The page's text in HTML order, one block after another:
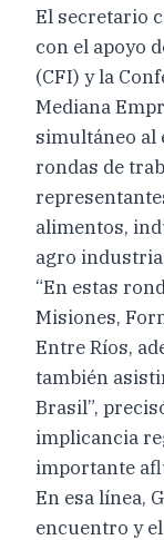
El secretario
con el apoyo
(CFI) y la
Mediana
simultáneo al
rondas de
alimentos,
agro
“En estas
Misiones,
Entre Ríos,
también
Brasil”,
implicancia
importante
En esa línea,
encuentro y